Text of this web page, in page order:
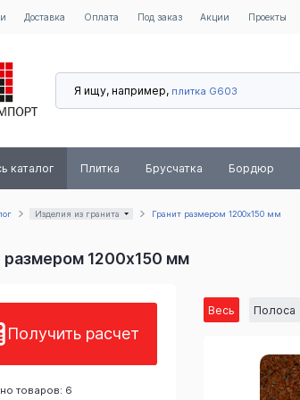
Доставка Оплата Под заказ Акции Проекты
Я ищу, например, плитка G603
каталог Плитка Брусчатка Бордюр
Изделия из гранита Гранит размером 1200x150 мм
размером 1200x150 мм
Получить расчет
товаров: 6
Весь Полоса